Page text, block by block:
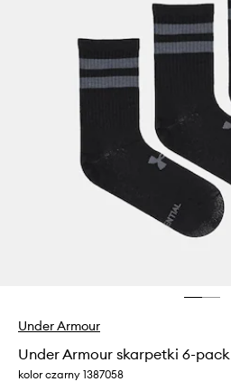
Under Armour
Under Armour skarpetki 6-pack
kolor czarny 1387058